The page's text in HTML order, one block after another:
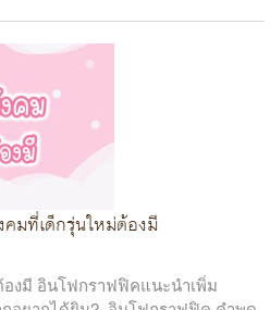
มที่เด็กรุ่นใหม่ต้องมี
งมี อินโฟกราฟฟิคแนะนำเพิ่ม